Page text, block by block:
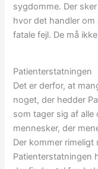
sygdomme. Der
hvor det handler
fatale fejl. De må
Patienterstatningen
Det er derfor, at
noget, der hedder
som tager sig af alle
mennesker, der
Der kommer rimeligt
Patienterstatningen